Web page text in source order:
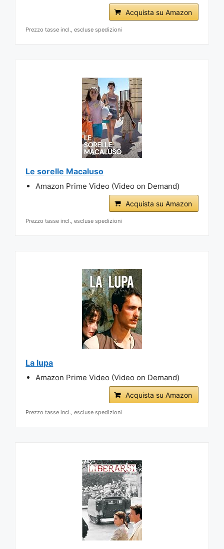
Acquista su Amazon
Prezzo tasse incl., escluse spedizioni
Le sorelle Macaluso
Amazon Prime Video (Video on Demand)
Acquista su Amazon
Prezzo tasse incl., escluse spedizioni
La lupa
Amazon Prime Video (Video on Demand)
Acquista su Amazon
Prezzo tasse incl., escluse spedizioni